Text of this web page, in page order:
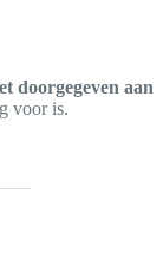
doorgegeven aan
voor is.